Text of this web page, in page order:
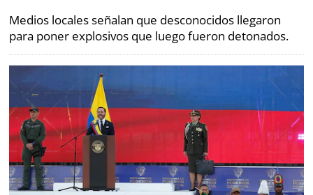
Corprensa
Hoy
⌾
Sábado
Picante
⌾
La
Repregunta
Tal
Cual
⌾
Sabrina
Sin
Censura
Medios locales señalan que desconocidos llegaron
para poner explosivos que luego fueron detonados.